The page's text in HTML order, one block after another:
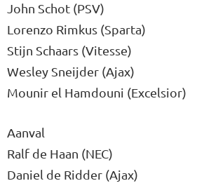
John Schot (PSV)
Lorenzo Rimkus (Sparta)
Stijn Schaars (Vitesse)
Wesley Sneijder (Ajax)
Mounir el Hamdouni (Excelsior)
Aanval
Ralf de Haan (NEC)
Daniel de Ridder (Ajax)